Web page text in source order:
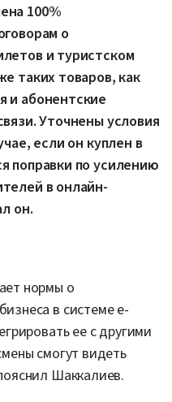
100%
о
и туристском
таких товаров, как
и абонентские
Уточнены условия
если он куплен в
поправки по усилению
в онлайн-
он.
нормы о
в системе e-
ее с другими
смогут видеть
Шаккалиев.